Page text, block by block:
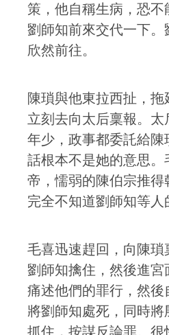
策，他自稱生病，恐
劉師知前來交代一下
欣然前往。
陳瑣與他東拉西扯，
立刻去向太后稟報。
年少，政事都委託給
話根本不是她的意思。
帝，懦弱的陳伯宗推得
完全不知道劉師知等人
毛喜迅速趕回，向陳
劉師知擒住，然後進宮
痛述他們的罪行，然
將劉師知處死，同時